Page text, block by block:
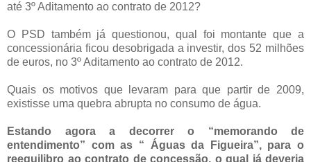
até 3º Aditamento ao contrato de 2012?
O PSD também já questionou, qual foi montante que a
concessionária ficou desobrigada a investir, dos 52 milhões
de euros, no 3º Aditamento ao contrato de 2012.
Quais os motivos que levaram para que partir de 2009,
existisse uma quebra abrupta no consumo de água.
Estando agora a decorrer o “memorando de
entendimento” com as “ Águas da Figueira”, para o
reequilibro ao contrato de concessão, o qual já deveria